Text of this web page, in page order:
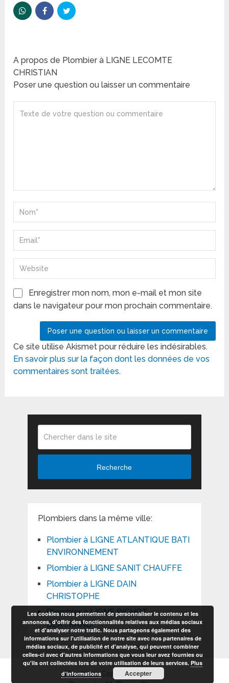
A propos de Plombier à LIGNE LECOMTE
CHRISTIAN
Poser une question ou laisser un commentaire
Enregistrer mon nom, mon e-mail et mon site
dans le navigateur pour mon prochain commentaire.
Ce site utilise Akismet pour réduire les indésirables.
En savoir plus sur la façon dont les données de vos
commentaires sont traitées.
Recherche
Plombiers dans la même ville:
Plombier à LIGNE ATLANTIQUE BATI
ENVIRONNEMENT
Plombier à LIGNE SANIT CHAUFFE
Plombier à LIGNE DAIN
CHRISTOPHE
Plombier à LIGNE PICHOT
BERTRAND
PlombiersCopyright © 2026.
Les cookies nous permettent de personnaliser le contenu et les
annonces, d'offrir des fonctionnalités relatives aux médias sociaux
et d'analyser notre trafic. Nous partageons également des
informations sur l'utilisation de notre site avec nos partenaires de
médias sociaux, de publicité et d'analyse, qui peuvent combiner
celles-ci avec d'autres informations que vous leur avez fournies ou
qu'ils ont collectées lors de votre utilisation de leurs services. Plus
d’informations
Accepter